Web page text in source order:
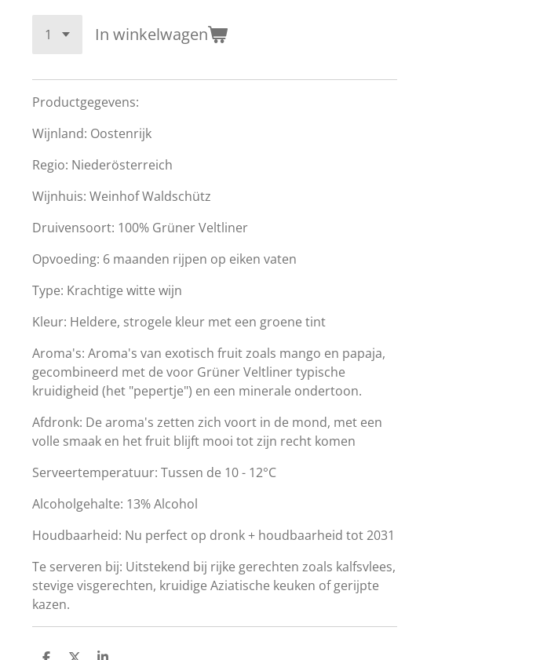
In winkelwagen
Productgegevens:
Wijnland: Oostenrijk
Regio: Niederösterreich
Wijnhuis: Weinhof Waldschütz
Druivensoort: 100% Grüner Veltliner
Opvoeding: 6 maanden rijpen op eiken vaten
Type: Krachtige witte wijn
Kleur: Heldere, strogele kleur met een groene tint
Aroma's: Aroma's van exotisch fruit zoals mango en papaja,
gecombineerd met de voor Grüner Veltliner typische
kruidigheid (het "pepertje") en een minerale ondertoon.
Afdronk: De aroma's zetten zich voort in de mond, met een
volle smaak en het fruit blijft mooi tot zijn recht komen
Serveertemperatuur: Tussen de 10 - 12°C
Alcoholgehalte: 13% Alcohol
Houdbaarheid: Nu perfect op dronk + houdbaarheid tot 2031
Te serveren bij: Uitstekend bij rijke gerechten zoals kalfsvlees,
stevige visgerechten, kruidige Aziatische keuken of gerijpte
kazen.